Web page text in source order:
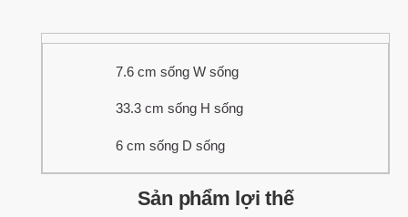
7.6 cm sống W sống
33.3 cm sống H sống
6 cm sống D sống
Sản phẩm lợi thế